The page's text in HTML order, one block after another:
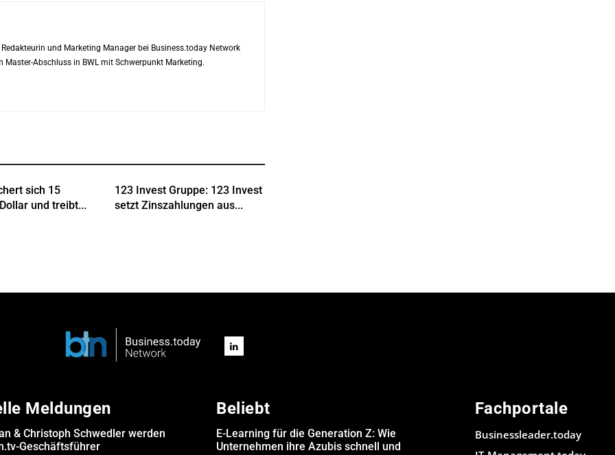
und Marketing Manager bei Business.today Network
Master-Abschluss in BWL mit Schwerpunkt Marketing.
sich 15
und treibt...
123 Invest Gruppe: 123 Invest
setzt Zinszahlungen aus...
Meldungen
& Christoph Schwedler werden
Geschäftsführer
Beliebt
E-Learning für die Generation Z: Wie
Unternehmen ihre Azubis schnell und
Fachportale
Businessleader.today